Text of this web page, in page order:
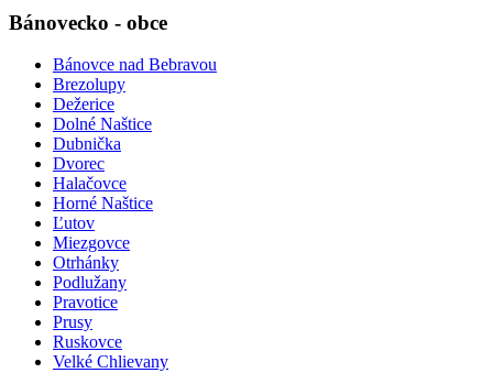
Bánovecko - obce
Bánovce nad Bebravou
Brezolupy
Dežerice
Dolné Naštice
Dubnička
Dvorec
Halačovce
Horné Naštice
Ľutov
Miezgovce
Otrhánky
Podlužany
Pravotice
Prusy
Ruskovce
Velké Chlievany